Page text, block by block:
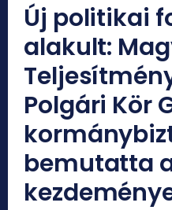
Új politikai
alakult:
Polgári Kör
bemutatta